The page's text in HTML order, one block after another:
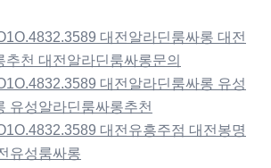
대전알라딘룸싸롱 대전
추천 대전알라딘룸싸롱문의
대전알라딘룸싸롱 유성
유성알라딘룸싸롱추천
대전유흥주점 대전봉명
유성룸싸롱